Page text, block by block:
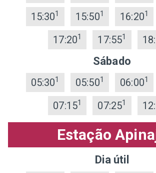
15:301 15:501 16:201
17:201 17:551
Sábado
05:301 05:501 06:001
07:151 07:251
Estação
Dia útil